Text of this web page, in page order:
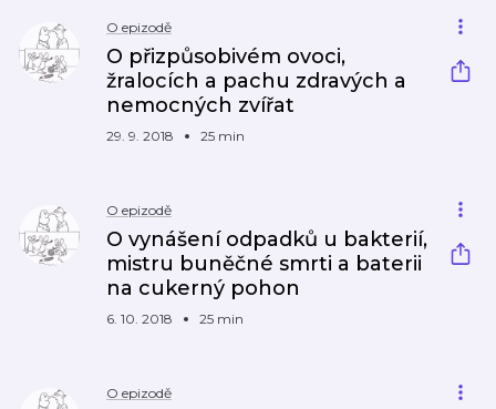
O epizodě
O přizpůsobivém ovoci,
žralocích a pachu zdravých a
nemocných zvířat
29. 9. 2018 25 min
O epizodě
O vynášení odpadků u bakterií,
mistru buněčné smrti a baterii
na cukerný pohon
6. 10. 2018 25 min
O epizodě